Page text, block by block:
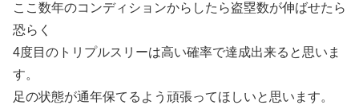
ここ数年のコンディションからしたら盗塁数が伸ばせたら
恐らく
4度目のトリプルスリーは高い確率で達成出来ると思いま
す。
足の状態が通年保てるよう頑張ってほしいと思います。